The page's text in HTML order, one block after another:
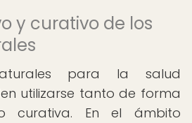
y curativo de los
para la salud
utilizarse tanto de forma
curativa. En el ámbito